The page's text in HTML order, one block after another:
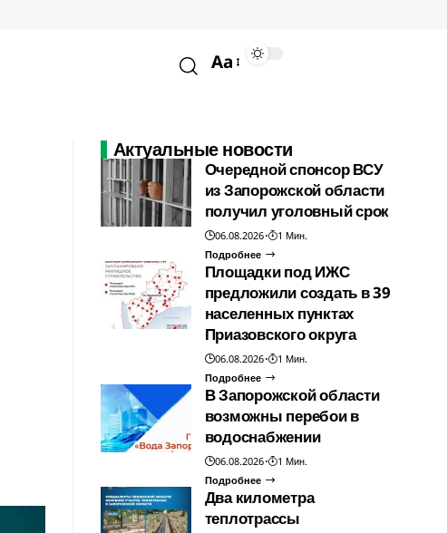
Aa
Актуальные новости
Очередной спонсор ВСУ
из Запорожской области
получил уголовный срок
06.08.2026
1 Мин.
Подробнее
Площадки под ИЖС
предложили создать в 39
населенных пунктах
Приазовского округа
06.08.2026
1 Мин.
Подробнее
В Запорожской области
возможны перебои в
водоснабжении
06.08.2026
1 Мин.
Подробнее
Два километра
теплотрассы